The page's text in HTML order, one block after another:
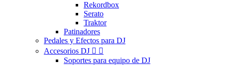
Rekordbox
Serato
Traktor
Patinadores
Pedales y Efectos para DJ
Accesorios DJ  
Soportes para equipo de DJ